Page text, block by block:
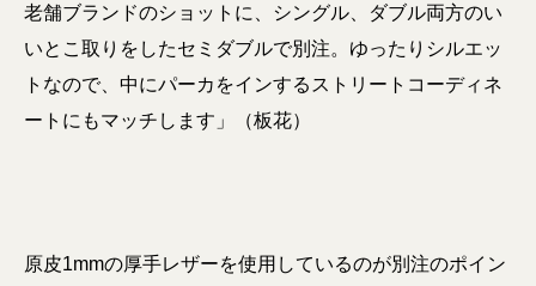
老舗ブランドのショットに、シングル、ダブル両方のい
いとこ取りをしたセミダブルで別注。ゆったりシルエッ
トなので、中にパーカをインするストリートコーディネ
ートにもマッチします」（板花）
原皮1mmの厚手レザーを使用しているのが別注のポイン